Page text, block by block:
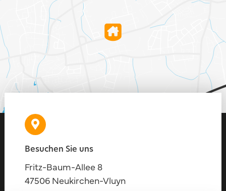
Besuchen Sie uns
Fritz-Baum-Allee 8
47506 Neukirchen-Vluyn